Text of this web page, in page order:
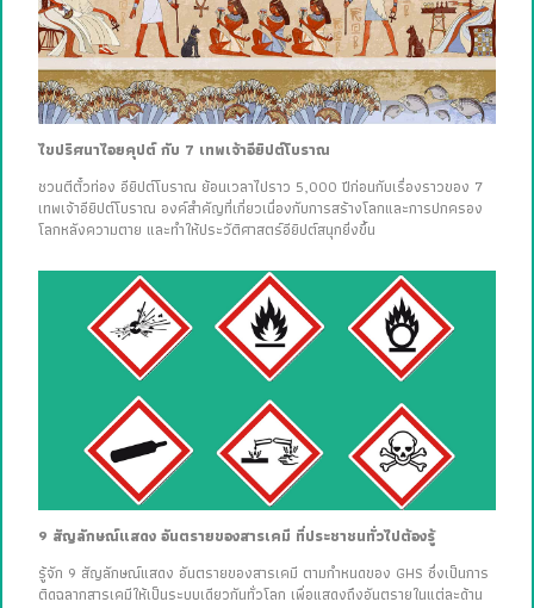
ไขปริศนาไอยคุปต์ กับ 7 เทพเจ้าอียิปต์โบราณ
ชวนตีตั๋วท่อง อียิปต์โบราณ ย้อนเวลาไปราว 5,000 ปีก่อนกับเรื่องราวของ 7
เทพเจ้าอียิปต์โบราณ องค์สำคัญที่เกี่ยวเนื่องกับการสร้างโลกและการปกครอง
โลกหลังความตาย และทำให้ประวัติศาสตร์อียิปต์สนุกยิ่งขึ้น
9 สัญลักษณ์แสดง อันตรายของสารเคมี ที่ประชาชนทั่วไปต้องรู้
รู้จัก 9 สัญลักษณ์แสดง อันตรายของสารเคมี ตามกำหนดของ GHS ซึ่งเป็นการ
ติดฉลากสารเคมีให้เป็นระบบเดียวกันทั่วโลก เพื่อแสดงถึงอันตรายในแต่ละด้าน